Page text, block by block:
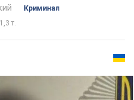
Криминал
т.